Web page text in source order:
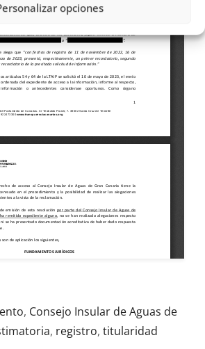
opciones
, Consejo Insular de Aguas de
, registro, titularidad